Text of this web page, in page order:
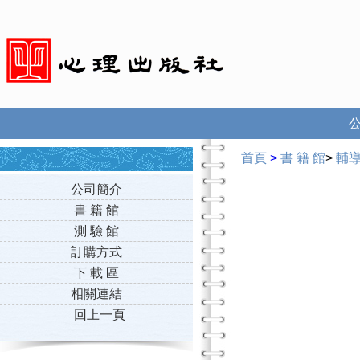
公司簡介
書 籍 館
測 驗 館
訂購方式
下 載 區
相關連結
回上一頁
首頁 > 書 籍 館> 輔